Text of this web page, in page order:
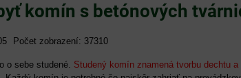
komín s betónových
Počet zobrazení: 37310
o sebe studené. Studený komín znamená tvorbu dechtu a